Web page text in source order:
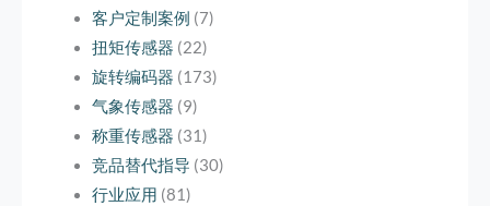
客户定制案例 (7)
扭矩传感器 (22)
旋转编码器 (173)
气象传感器 (9)
称重传感器 (31)
竞品替代指导 (30)
行业应用 (81)